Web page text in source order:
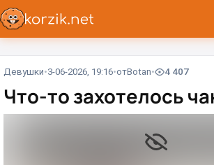
Девушки 3-06-2026, 19:16 отВotan 4 407
Что-то захотелось